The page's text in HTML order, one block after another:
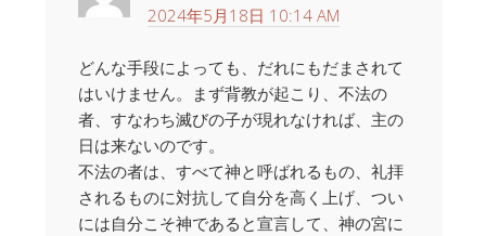
2024年5月18日 10:14 AM
どんな手段によっても、だれにもだまされて
はいけません。まず背教が起こり、不法の
者、すなわち滅びの子が現れなければ、主の
日は来ないのです。
不法の者は、すべて神と呼ばれるもの、礼拝
されるものに対抗して自分を高く上げ、つい
には自分こそ神であると宣言して、神の宮に